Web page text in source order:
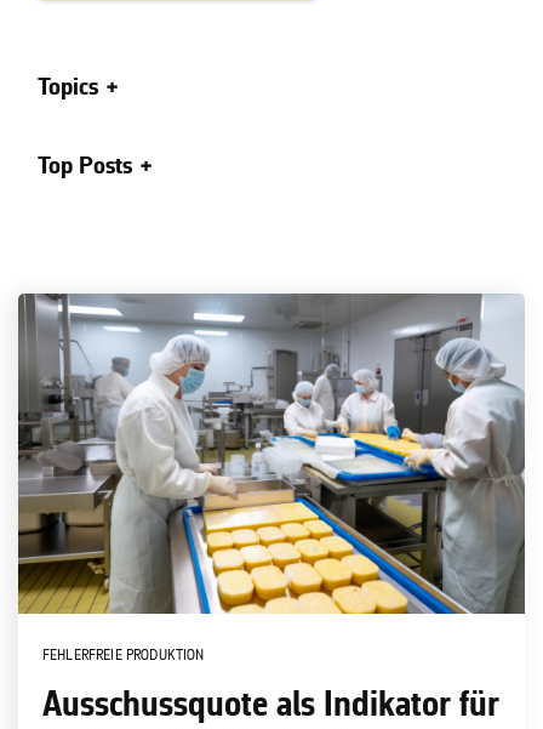
FEHLERFREIE PRODUKTION
Ausschussquote als Indikator für
Topics
Top Posts